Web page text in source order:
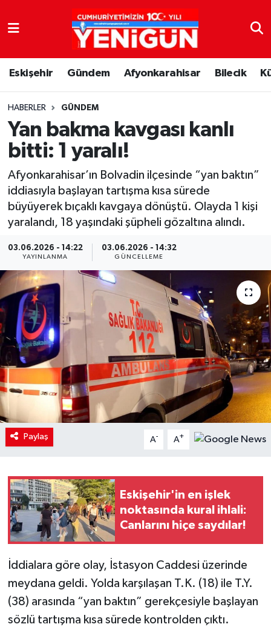
Eskişehir Gündem Afyonkarahisar Bilecik
HABERLER GÜNDEM
Yan bakma kavgası kanlı
bitti: 1 yaralı!
Afyonkarahisar’ın Bolvadin ilçesinde “yan baktın”
iddiasıyla başlayan tartışma kısa sürede
büyüyerek bıçaklı kavgaya dönüştü. Olayda 1 kişi
yaralandı, 18 yaşındaki şüpheli gözaltına alındı.
03.06.2026 - 14:22
YAYINLANMA
03.06.2026 - 14:32
GÜNCELLEME
Paylaş A- A+
Eskişehir'in en işlek
noktasında kural ihlali:
Canlarını hiçe saydılar!
İddialara göre olay, İstasyon Caddesi üzerinde
meydana geldi. Yolda karşılaşan T.K. (18) ile T.Y.
(38) arasında “yan baktın” gerekçesiyle başlayan
sözlü tartışma kısa sürede kontrolden çıktı.
Nöbetçi Eczaneler
Hava Durumu
Trafik Durumu
Süper Lig Puan Durumu ve Fikstür
Tüm Manşetler
Son Dakika Haberleri
Haber Arşivi